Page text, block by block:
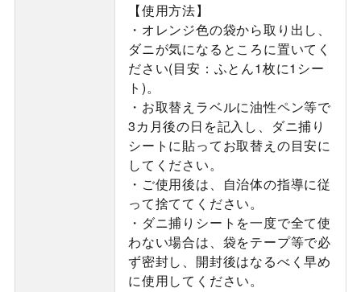
【使用方法】
・オレンジ色の袋から取り出し、
ダニが気になるところに置いてく
ださい(目安：ふとん1枚に1シー
ト)。
・お取替えラベルに油性ペン等で
3カ月後の日を記入し、ダニ捕り
シートに貼ってお取替えの目安に
してください。
・ご使用後は、自治体の指導に従
って捨ててください。
・ダニ捕りシートを一度で全て使
わない場合は、袋をテープ等で必
ず密封し、開封後はなるべく早め
に使用してください。